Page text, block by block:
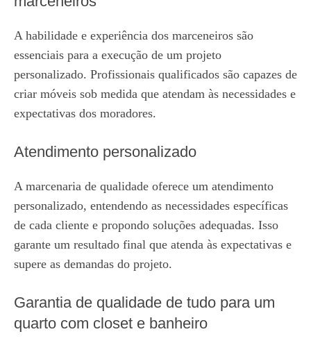
A habilidade e experiência dos marceneiros são
essenciais para a execução de um projeto
personalizado. Profissionais qualificados são capazes de
criar móveis sob medida que atendam às necessidades e
expectativas dos moradores.
Atendimento personalizado
A marcenaria de qualidade oferece um atendimento
personalizado, entendendo as necessidades específicas
de cada cliente e propondo soluções adequadas. Isso
garante um resultado final que atenda às expectativas e
supere as demandas do projeto.
Garantia de qualidade de tudo para um
quarto com closet e banheiro